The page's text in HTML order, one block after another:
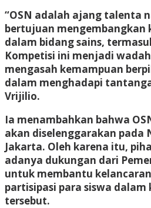
“OSN adalah ajang talenta
bertujuan mengembangkan
dalam bidang sains,
Kompetisi ini menjadi
mengasah kemampuan
dalam menghadapi
Vrijilio.
Ia menambahkan bahwa
akan diselenggarakan pada
Jakarta. Oleh karena itu,
adanya dukungan dari
untuk membantu
partisipasi para siswa dalam
tersebut.